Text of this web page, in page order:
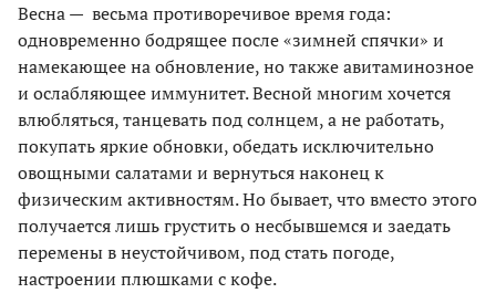
Весна — весьма противоречивое время года:
одновременно бодрящее после «зимней спячки» и
намекающее на обновление, но также авитаминозное
и ослабляющее иммунитет. Весной многим хочется
влюбляться, танцевать под солнцем, а не работать,
покупать яркие обновки, обедать исключительно
овощными салатами и вернуться наконец к
физическим активностям. Но бывает, что вместо этого
получается лишь грустить о несбывшемся и заедать
перемены в неустойчивом, под стать погоде,
настроении плюшками с кофе.